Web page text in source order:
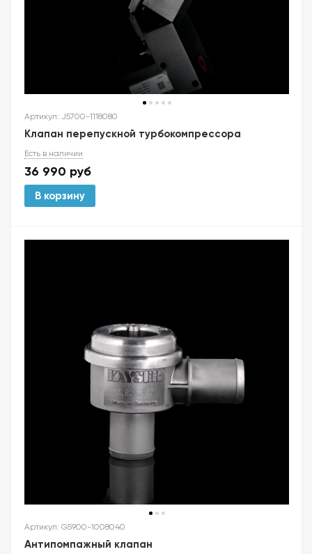
Артикул: J5700-1118080
Клапан перепускной турбокомпрессора
Есть в наличии
36 990 руб
В корзину
Артикул: G5900-1008040
Антипомпажный клапан